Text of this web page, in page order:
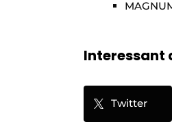
Interessant
Twitter